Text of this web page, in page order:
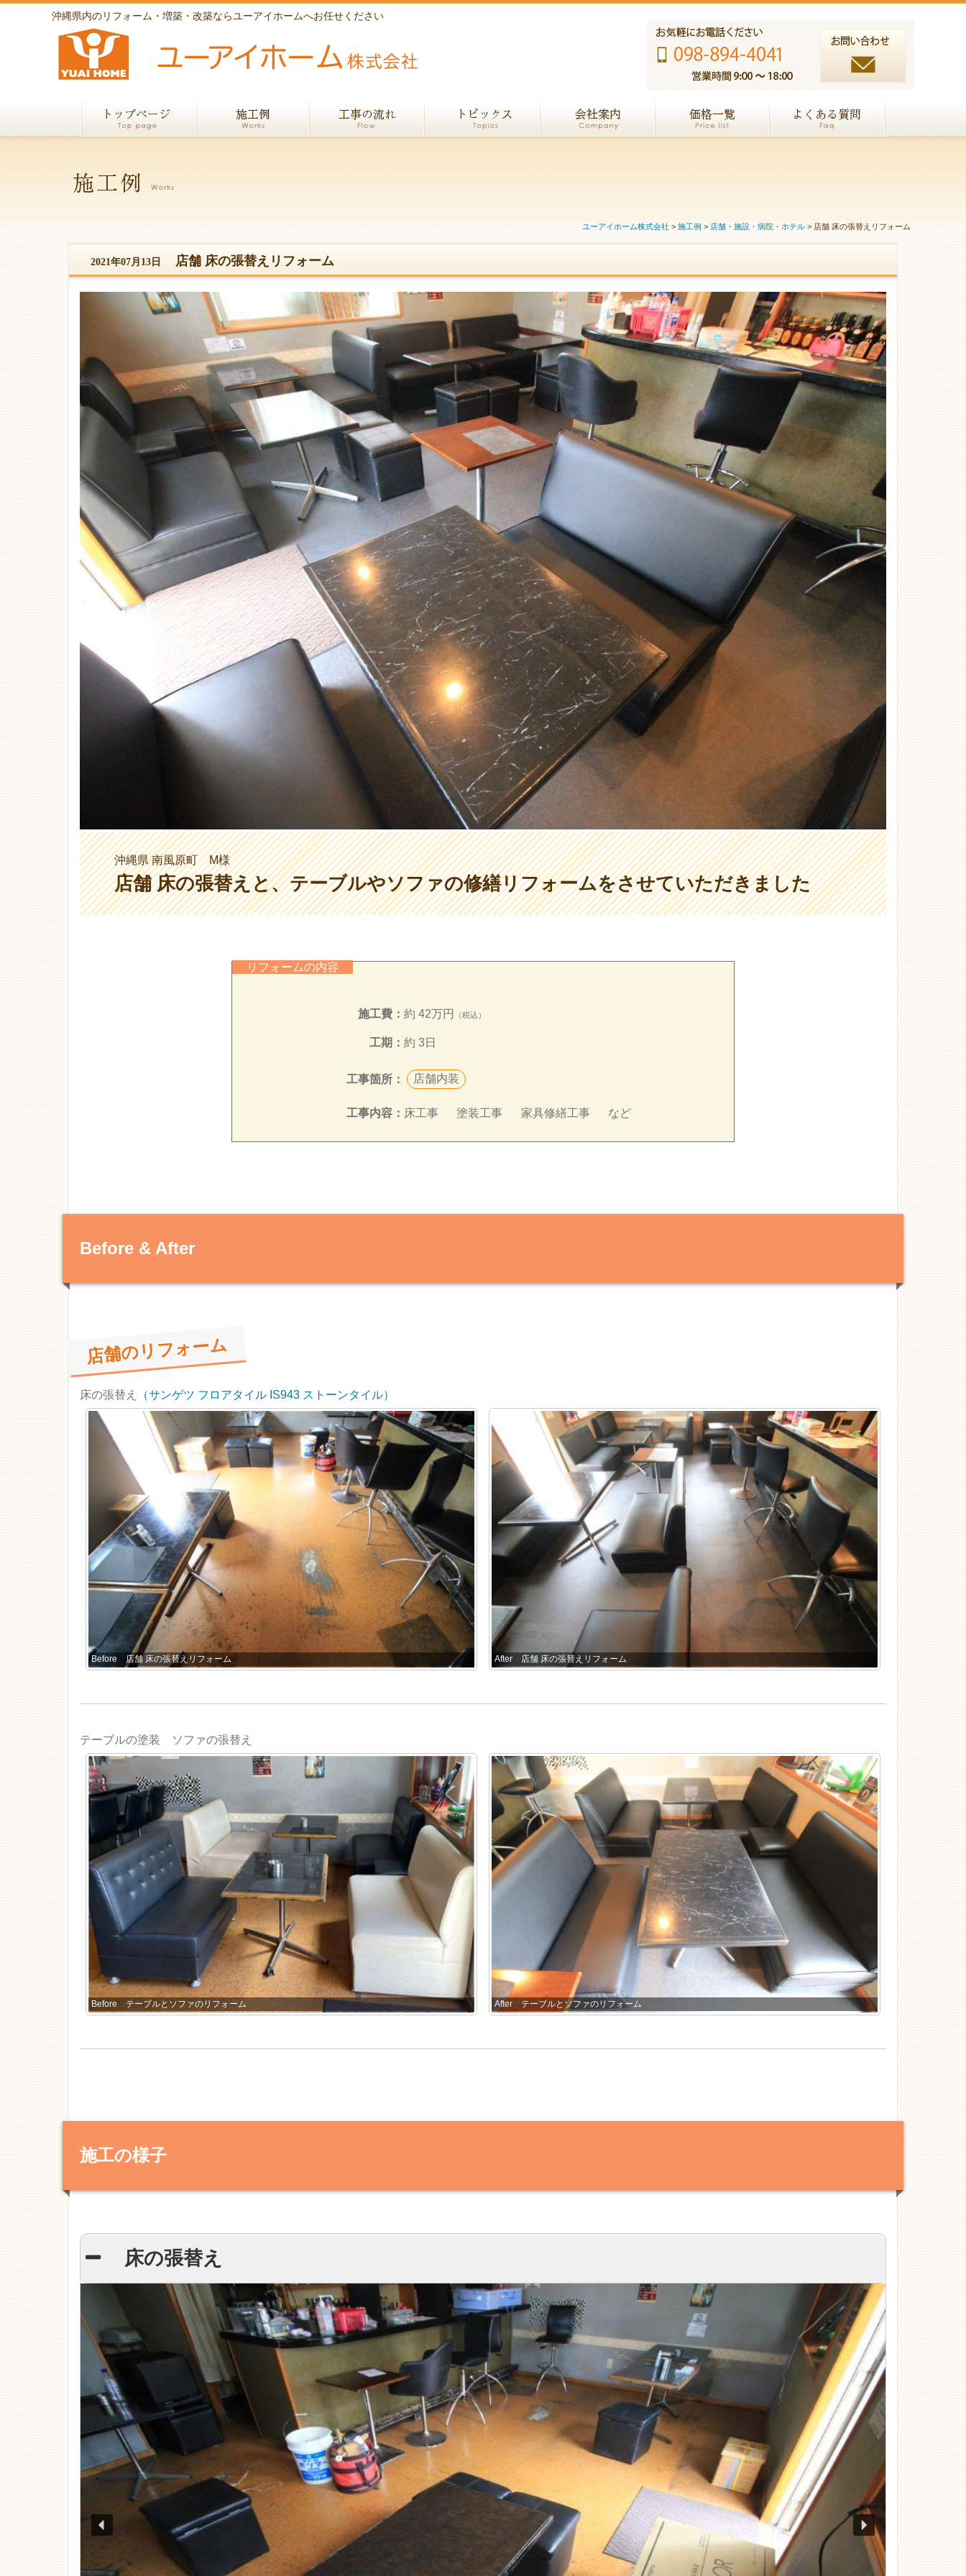
沖縄県内のリフォーム・増築・改築ならユーアイホームへお任せください
ユーアイホーム株式会社 > 施工例 > 店舗・施設・病院・ホテル > 店舗 床の張替えリフォーム
2021年07月13日 店舗 床の張替えリフォーム
沖縄県 南風原町 M様
店舗 床の張替えと、テーブルやソファの修繕リフォームをさせていただきました
リフォームの内容
施工費： 約 42万円 （税込）
工期： 約 3日
工事箇所： 店舗内装
工事内容： 床工事 塗装工事 家具修繕工事 など
Before & After
店舗のリフォーム
床の張替え （サンゲツ フロアタイル IS943 ストーンタイル）
Before 店舗 床の張替えリフォーム After 店舗 床の張替えリフォーム
テーブルの塗装 ソファの張替え
Before テーブルとソファのリフォーム After テーブルとソファのリフォーム
施工の様子
床の張替え